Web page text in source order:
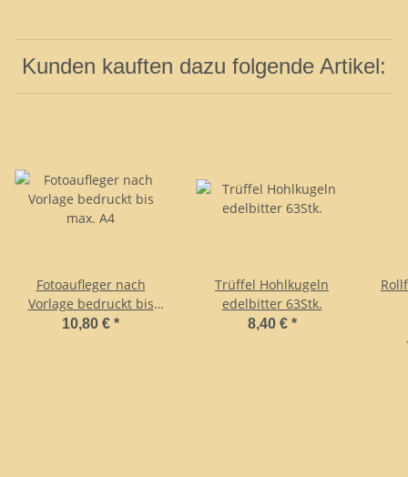
Kunden kauften dazu folgende Artikel:
Fotoaufleger nach
Vorlage bedruckt bis
max. A4
10,80 € *
Trüffel Hohlkugeln
edelbitter 63Stk.
8,40 € *